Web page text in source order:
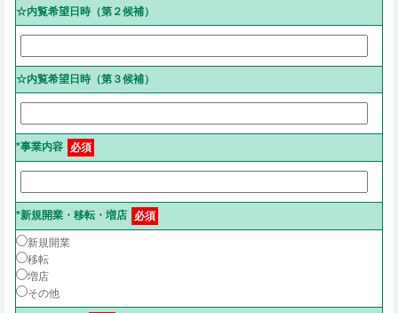
☆内覧希望日時（第２候補）
☆内覧希望日時（第３候補）
*事業内容 必須
*新規開業・移転・増店 必須
新規開業
移転
増店
その他